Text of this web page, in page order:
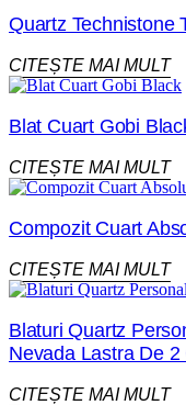
Quartz Technistone
CITEȘTE MAI MULT
Blat Cuart Gobi
CITEȘTE MAI MULT
Compozit Cuart
CITEȘTE MAI MULT
Blaturi Quartz
Nevada Lastra De 2
CITEȘTE MAI MULT